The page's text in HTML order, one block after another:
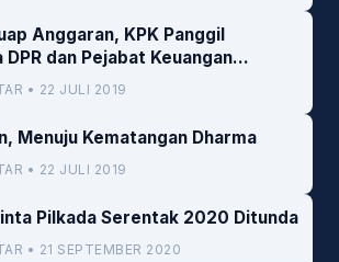
Anggaran, KPK Panggil
dan Pejabat Keuangan
• 22 JULI 2019
Menuju Kematangan Dharma
• 22 JULI 2019
Pilkada Serentak 2020 Ditunda
• 21 SEPTEMBER 2020